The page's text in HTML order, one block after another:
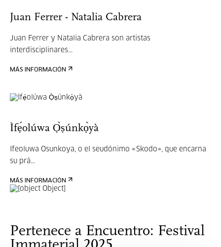
Juan Ferrer - Natalia Cabrera
Juan Ferrer y Natalia Cabrera son artistas
interdisciplinares...
MÁS INFORMACIÓN
Ìfẹ́olúwa Ọ̀ṣúnkọ̀yà
Ifeoluwa Osunkoya, o el seudónimo «Skodo», que encarna
su prá...
MÁS INFORMACIÓN
Pertenece a Encuentro: Festival